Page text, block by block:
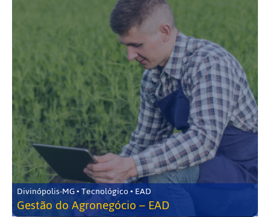
Divinópolis-MG • Tecnológico • EAD
Gestão do Agronegócio – EAD